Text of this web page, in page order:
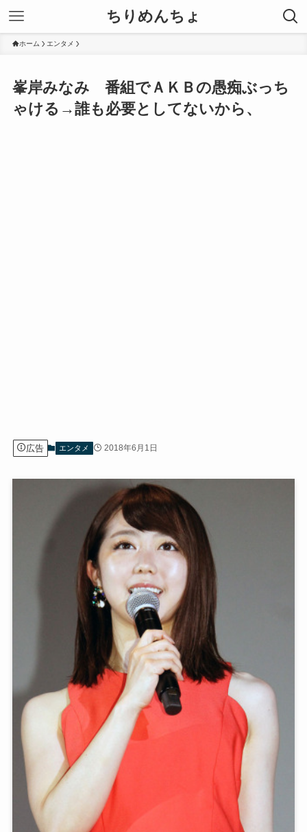
ちりめんちょ
ホーム エンタメ
峯岸みなみ 番組でＡＫＢの愚痴ぶっち
ゃける→誰も必要としてないから、
広告 エンタメ 2018年6月1日